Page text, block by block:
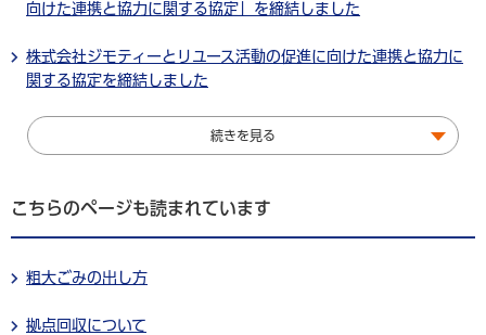
向けた連携と協力に関する協定」を締結しました
株式会社ジモティーとリユース活動の促進に向けた連携と協力に
関する協定を締結しました
続きを見る
こちらのページも読まれています
粗大ごみの出し方
拠点回収について